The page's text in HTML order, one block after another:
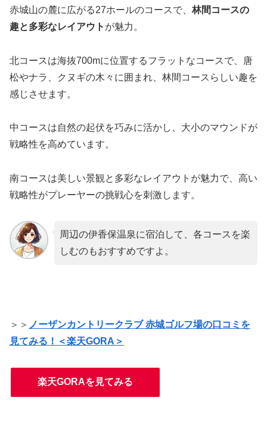
赤城山の麓に広がる27ホールのコースで、 林間コースの
趣と多彩なレイアウト が魅力。
北コースは海抜700mに位置するフラットなコースで、唐
松やナラ、クヌギの木々に囲まれ、林間コースらしい趣を
感じさせます。
中コースは自然の起伏を巧みに活かし、大小のマウンドが
戦略性を高めています。
南コースは美しい景観と多彩なレイアウトが魅力で、高い
戦略性がプレーヤーの挑戦心を刺激します。
周辺の伊香保温泉に宿泊して、各コースを楽
しむのもおすすめですよ。
＞＞ ノーザンカントリークラブ 赤城ゴルフ場の口コミを
見てみる！＜楽天GORA＞
楽天GORAを見てみる